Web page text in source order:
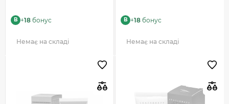
B +18 бонус
Немає на складі
B +18 бонус
Немає на складі